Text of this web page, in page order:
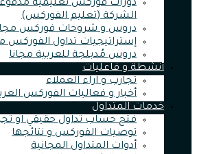
دورات فوركس تعليمية
الشركة (تعليم الفوركس)
دروس و شروحات فوركس
إستراتيجيات تداول الفوركس
دروس مُدبلجة للعربية مجانا
أنشطة و فاعليات
تجارب و اراء العملاء
أخبار و فعاليات الفوركس
خدمات المتداول
فتح حساب تداول حقيقي او
توصيات الفوركس و نتائجها
أدوات المتداول المجانية